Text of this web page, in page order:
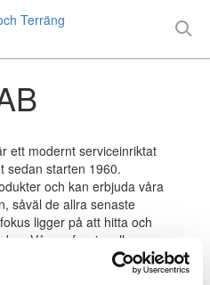
ett modernt serviceinriktat
sedan starten 1960.
och kan erbjuda våra
såväl de allra senaste
ligger på att hitta och
Vår professionella
mesta, här är ingenting är
dig trygg året runt!